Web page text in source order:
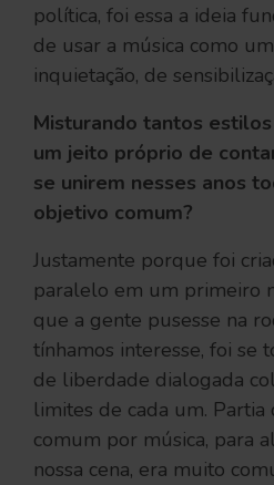
política, foi essa a ideia
de usar a música como
inquietação, de
Misturando tantos
um jeito próprio de
se unirem nesses anos
objetivo comum?
Justamente porque foi
paralelo em um primeiro
que a gente pusesse na
tínhamos interesse, foi se
de liberdade dialogada
limites de cada um.
comum por música, para
nossa cena, era muito